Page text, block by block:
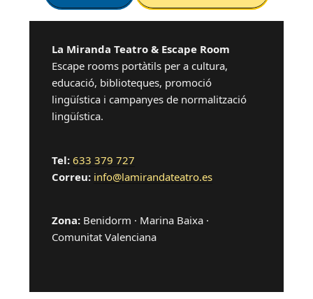
La Miranda Teatro & Escape Room
Escape rooms portàtils per a cultura,
educació, biblioteques, promoció
lingüística i campanyes de normalització
lingüística.
Tel: 633 379 727
Correu: info@lamirandateatro.es
Zona: Benidorm · Marina Baixa ·
Comunitat Valenciana